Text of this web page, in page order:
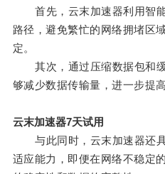
首先，云末加速器利用智能
路径，避免繁忙的网络拥堵区
定。
其次，通过压缩数据包和缓
够减少数据传输量，进一步提
云末加速器7天试用
与此同时，云末加速器还具
适应能力，即便在网络不稳定